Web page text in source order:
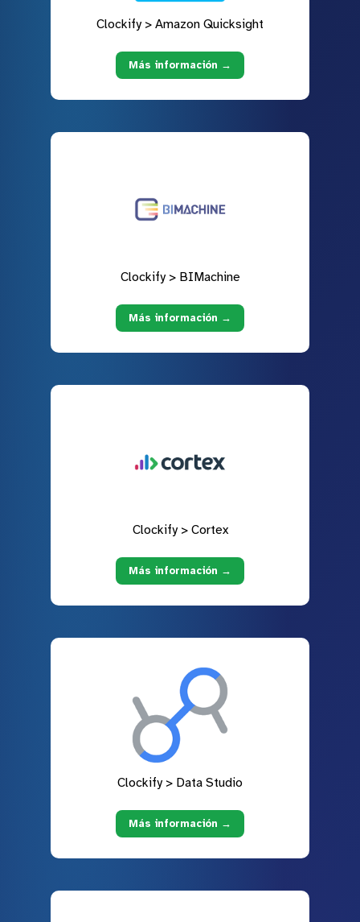
Clockify > Amazon Quicksight
Más información →
Clockify > BIMachine
Más información →
Clockify > Cortex
Más información →
Clockify > Data Studio
Más información →